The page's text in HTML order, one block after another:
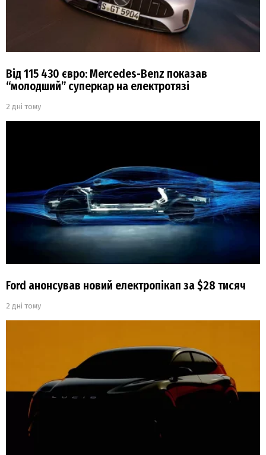
Від 115 430 євро: Mercedes-Benz показав
“молодший” суперкар на електротязі
2 дні тому
Ford анонсував новий електропікап за $28 тисяч
2 дні тому